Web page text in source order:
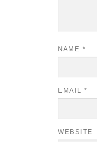
NAME *
EMAIL *
WEBSITE